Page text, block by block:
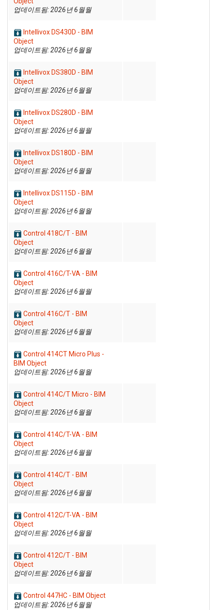
업데이트됨: 2026년 6월월
Intellivox DS430D - BIM
Object
업데이트됨: 2026년 6월월
Intellivox DS380D - BIM
Object
업데이트됨: 2026년 6월월
Intellivox DS280D - BIM
Object
업데이트됨: 2026년 6월월
Intellivox DS180D - BIM
Object
업데이트됨: 2026년 6월월
Intellivox DS115D - BIM
Object
업데이트됨: 2026년 6월월
Control 418C/T - BIM
Object
업데이트됨: 2026년 6월월
Control 416C/T-VA - BIM
Object
업데이트됨: 2026년 6월월
Control 416C/T - BIM
Object
업데이트됨: 2026년 6월월
Control 414CT Micro Plus -
BIM Object
업데이트됨: 2026년 6월월
Control 414C/T Micro - BIM
Object
업데이트됨: 2026년 6월월
Control 414C/T-VA - BIM
Object
업데이트됨: 2026년 6월월
Control 414C/T - BIM
Object
업데이트됨: 2026년 6월월
Control 412C/T-VA - BIM
Object
업데이트됨: 2026년 6월월
Control 412C/T - BIM
Object
업데이트됨: 2026년 6월월
Control 447HC - BIM Object
업데이트됨: 2026년 6월월